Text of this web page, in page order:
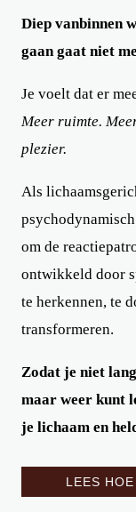
Diep vanbinnen
gaan gaat niet
Je voelt dat er
Meer ruimte.
plezier.
Als
om de
ontwikkeld door
te herkennen, te
transformeren.
Zodat je niet
maar weer kunt
je lichaam en
LEES